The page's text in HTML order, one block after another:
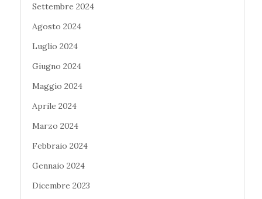
Settembre 2024
Agosto 2024
Luglio 2024
Giugno 2024
Maggio 2024
Aprile 2024
Marzo 2024
Febbraio 2024
Gennaio 2024
Dicembre 2023